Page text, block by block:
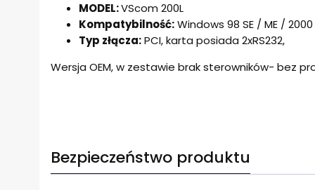
MODEL:VScom 200L
Kompatybilność:Windows 98 SE / ME /
Typ złącza:PCI, karta posiada 2xRS232,
Wersja OEM, w zestawie brak sterowników- bez
Bezpieczeństwo produktu